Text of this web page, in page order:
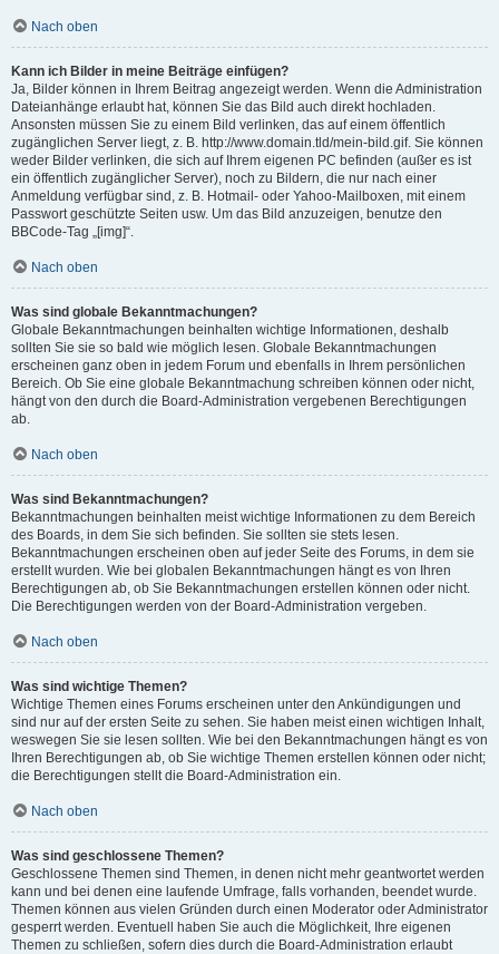
Nach oben
Kann ich Bilder in meine Beiträge einfügen?
Ja, Bilder können in Ihrem Beitrag angezeigt werden. Wenn die Administration
Dateianhänge erlaubt hat, können Sie das Bild auch direkt hochladen.
Ansonsten müssen Sie zu einem Bild verlinken, das auf einem öffentlich
zugänglichen Server liegt, z. B. http://www.domain.tld/mein-bild.gif. Sie können
weder Bilder verlinken, die sich auf Ihrem eigenen PC befinden (außer es ist
ein öffentlich zugänglicher Server), noch zu Bildern, die nur nach einer
Anmeldung verfügbar sind, z. B. Hotmail- oder Yahoo-Mailboxen, mit einem
Passwort geschützte Seiten usw. Um das Bild anzuzeigen, benutze den
BBCode-Tag „[img]“.
Nach oben
Was sind globale Bekanntmachungen?
Globale Bekanntmachungen beinhalten wichtige Informationen, deshalb
sollten Sie sie so bald wie möglich lesen. Globale Bekanntmachungen
erscheinen ganz oben in jedem Forum und ebenfalls in Ihrem persönlichen
Bereich. Ob Sie eine globale Bekanntmachung schreiben können oder nicht,
hängt von den durch die Board-Administration vergebenen Berechtigungen
ab.
Nach oben
Was sind Bekanntmachungen?
Bekanntmachungen beinhalten meist wichtige Informationen zu dem Bereich
des Boards, in dem Sie sich befinden. Sie sollten sie stets lesen.
Bekanntmachungen erscheinen oben auf jeder Seite des Forums, in dem sie
erstellt wurden. Wie bei globalen Bekanntmachungen hängt es von Ihren
Berechtigungen ab, ob Sie Bekanntmachungen erstellen können oder nicht.
Die Berechtigungen werden von der Board-Administration vergeben.
Nach oben
Was sind wichtige Themen?
Wichtige Themen eines Forums erscheinen unter den Ankündigungen und
sind nur auf der ersten Seite zu sehen. Sie haben meist einen wichtigen Inhalt,
weswegen Sie sie lesen sollten. Wie bei den Bekanntmachungen hängt es von
Ihren Berechtigungen ab, ob Sie wichtige Themen erstellen können oder nicht;
die Berechtigungen stellt die Board-Administration ein.
Nach oben
Was sind geschlossene Themen?
Geschlossene Themen sind Themen, in denen nicht mehr geantwortet werden
kann und bei denen eine laufende Umfrage, falls vorhanden, beendet wurde.
Themen können aus vielen Gründen durch einen Moderator oder Administrator
gesperrt werden. Eventuell haben Sie auch die Möglichkeit, Ihre eigenen
Themen zu schließen, sofern dies durch die Board-Administration erlaubt